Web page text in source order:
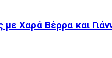
Χαρά Βέρρα και